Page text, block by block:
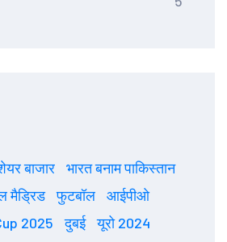
बाजार
भारत बनाम पाकिस्तान
मैड्रिड फुटबॉल
आईपीओ
2025 दुबई
यूरो 2024